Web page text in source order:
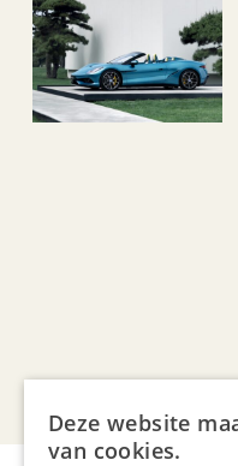
Deze website
van cookies.